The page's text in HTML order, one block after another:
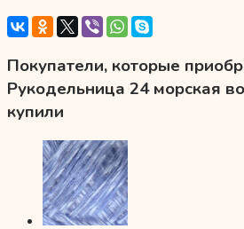
Покупатели, которые
Рукодельница 24 морская
купили